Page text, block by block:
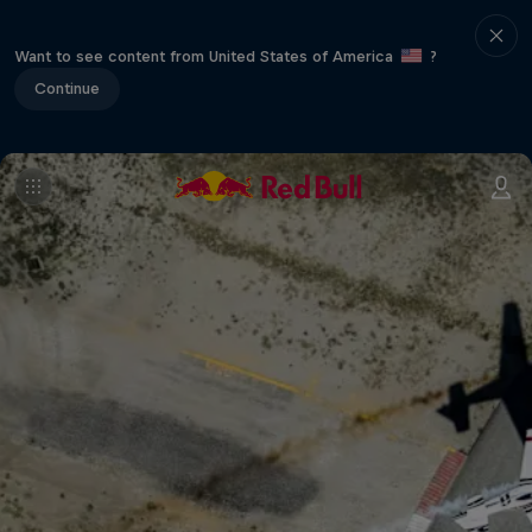
Want to see content from United States of America
?
Continue